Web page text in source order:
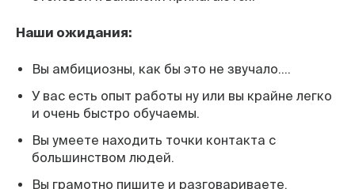
Наши ожидания:
Вы амбициозны, как бы это не звучало….
У вас есть опыт работы ну или вы крайне легко
и очень быстро обучаемы.
Вы умеете находить точки контакта с
большинством людей.
Вы грамотно пишите и разговариваете.